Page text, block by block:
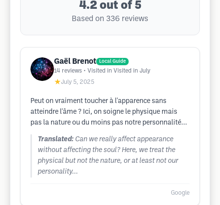
4.2 out of 5
Based on 336 reviews
Gaël Brenot Local Guide
14 reviews • Visited in Visited in July
★July 5, 2025
Peut on vraiment toucher à l'apparence sans
atteindre l'âme ? Ici, on soigne le physique mais
pas la nature ou du moins pas notre personnalité...
Translated: Can we really affect appearance
without affecting the soul? Here, we treat the
physical but not the nature, or at least not our
personality...
Google